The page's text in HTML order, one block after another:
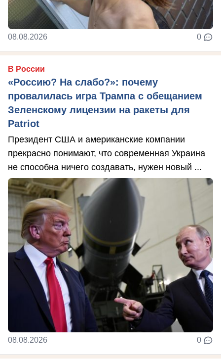
08.08.2026 0
В России
«Россию? На слабо?»: почему
провалилась игра Трампа с обещанием
Зеленскому лицензии на ракеты для
Patriot
Президент США и американские компании
прекрасно понимают, что современная Украина
не способна ничего создавать, нужен новый ...
08.08.2026 0